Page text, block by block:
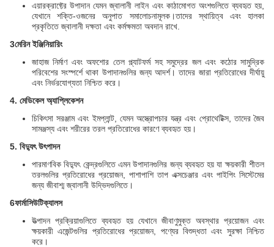
এয়ারক্রাফ্টের উপাদান যেমন জ্বালানী লাইন এবং কাঠামোগত অংশগুলিতে ব্যবহৃত হয়,
যেখানে শক্তি-ওজনের অনুপাত সমালোচনামূলক।তাদের স্থায়িত্ব এবং হালকা
প্রকৃতিতে জ্বালানী দক্ষতা এবং কর্মক্ষমতা অবদান রাখে.
3মেরিন ইঞ্জিনিয়ারিং
জাহাজ নির্মাণ এবং অফশোর তেল প্ল্যাটফর্ম সহ সমুদ্রের জল এবং কঠোর সামুদ্রিক
পরিবেশের সংস্পর্শে থাকা উপাদানগুলির জন্য আদর্শ। তাদের জারা প্রতিরোধের দীর্ঘায়ু
এবং নির্ভরযোগ্যতা নিশ্চিত করে।
4. মেডিকেল অ্যাপ্লিকেশন
চিকিৎসা সরঞ্জাম এবং ইমপ্লান্ট, যেমন অস্ত্রোপচার যন্ত্র এবং প্রোথেটিক্স, তাদের জৈব
সামঞ্জস্য এবং শরীরের তরল প্রতিরোধের কারণে ব্যবহৃত হয়।
5. বিদ্যুৎ উৎপাদন
পারমাণবিক বিদ্যুৎ কেন্দ্রগুলিতে এমন উপাদানগুলির জন্য ব্যবহৃত হয় যা ক্ষয়কারী শীতল
তরলগুলির প্রতিরোধের প্রয়োজন, পাশাপাশি তাপ এক্সচেঞ্জার এবং পাইপিং সিস্টেমের
জন্য জীবাশ্ম জ্বালানী উদ্ভিদগুলিতে।
6ফার্মাসিউটিক্যালস
উত্পাদন প্রক্রিয়াগুলিতে ব্যবহৃত হয় যেখানে জীবাণুমুক্ত অবস্থার প্রয়োজন এবং
ক্ষয়কারী এজেন্টগুলির প্রতিরোধের প্রয়োজন, পণ্যের বিশুদ্ধতা এবং সুরক্ষা নিশ্চিত
করে।